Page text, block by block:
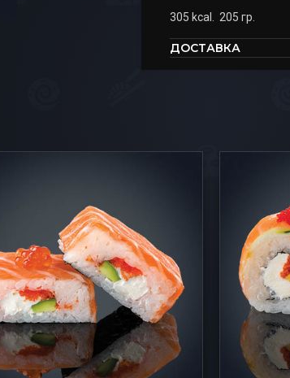
305 kcal. 205 гр.
ДОСТАВКА